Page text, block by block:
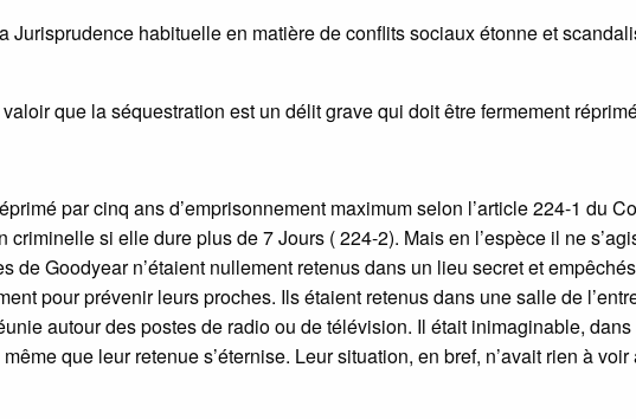
Jurisprudence habituelle en matière de conflits sociaux étonne et
que la séquestration est un délit grave qui doit être fermement
par cinq ans d’emprisonnement maximum selon l’article 224-1 du
si elle dure plus de 7 Jours ( 224-2). Mais en l’espèce il ne
de Goodyear n’étaient nullement retenus dans un lieu secret et
pour prévenir leurs proches. Ils étaient retenus dans une salle de
autour des postes de radio ou de télévision. Il était inimaginable,
que leur retenue s’éternise. Leur situation, en bref, n’avait rien à voir